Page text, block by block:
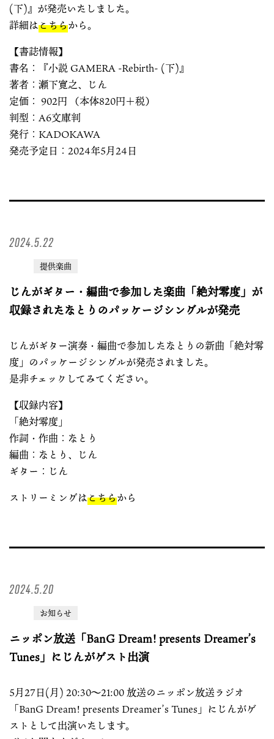
(下)』が発売いたしました。
詳細はこちらから。
【書誌情報】
書名：『小説 GAMERA -Rebirth- (下)』
著者：瀬下寛之、じん
定価： 902円 （本体820円＋税）
判型：A6文庫判
発行：KADOKAWA
発売予定日：2024年5月24日
2024.5.22
提供楽曲
じんがギター・編曲で参加した楽曲「絶対零度」が
収録されたなとりのパッケージシングルが発売
じんがギター演奏・編曲で参加したなとりの新曲「絶対零
度」のパッケージシングルが発売されました。
是非チェックしてみてください。
【収録内容】
「絶対零度」
作詞・作曲：なとり
編曲：なとり、じん
ギター：じん
ストリーミングはこちらから
2024.5.20
お知らせ
ニッポン放送「BanG Dream! presents Dreamer’s
Tunes」にじんがゲスト出演
5月27日(月) 20:30〜21:00 放送のニッポン放送ラジオ
「BanG Dream! presents Dreamer’s Tunes」にじんがゲ
ストとして出演いたします。